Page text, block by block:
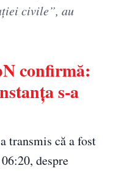
civile”, au
confirmă:
s-a
transmis că a fost
despre